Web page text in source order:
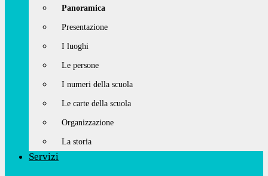
Panoramica
Presentazione
I luoghi
Le persone
I numeri della scuola
Le carte della scuola
Organizzazione
La storia
Servizi